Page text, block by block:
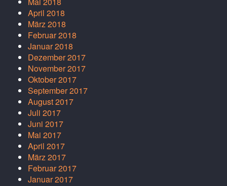
April 2018
März 2018
Februar 2018
Januar 2018
Dezember 2017
November 2017
Oktober 2017
September 2017
August 2017
Juli 2017
Juni 2017
Mai 2017
April 2017
März 2017
Februar 2017
Januar 2017